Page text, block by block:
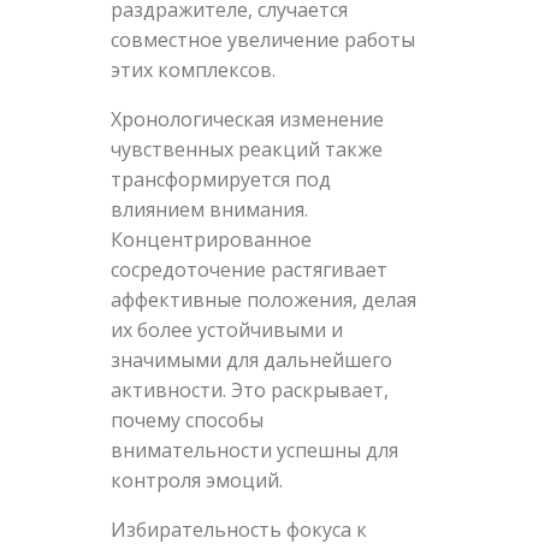
раздражителе, случается
совместное увеличение работы
этих комплексов.
Хронологическая изменение
чувственных реакций также
трансформируется под
влиянием внимания.
Концентрированное
сосредоточение растягивает
аффективные положения, делая
их более устойчивыми и
значимыми для дальнейшего
активности. Это раскрывает,
почему способы
внимательности успешны для
контроля эмоций.
Избирательность фокуса к